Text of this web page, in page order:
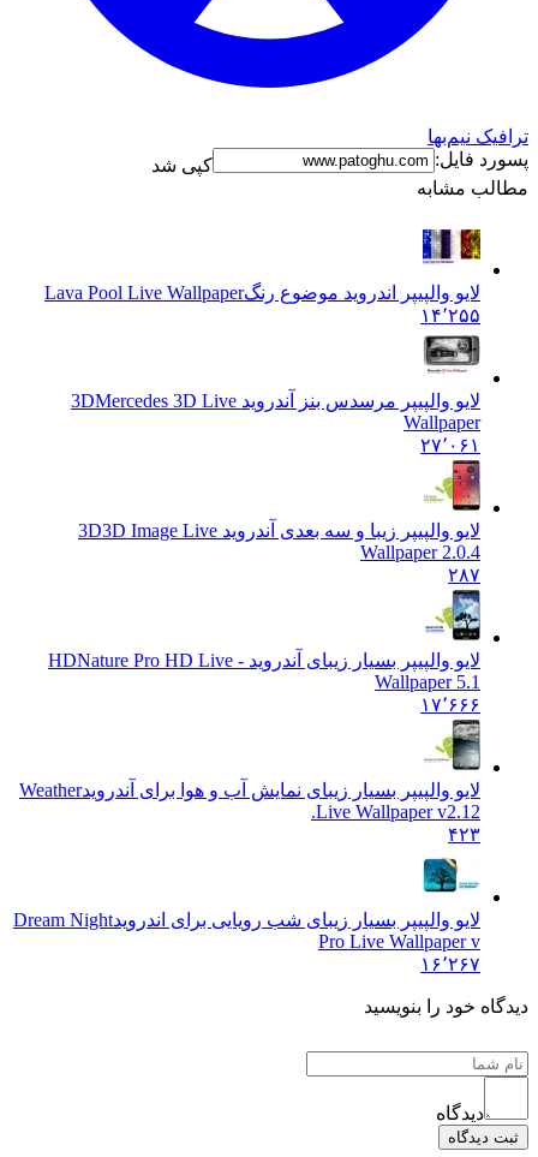
نیم‌بها
فایل:
کپی شد
مشابه
لایو والپیپر اندروید موضوع رنگLava Pool Live Wallpaper
۱۴٬۲۵۵
لایو والپیپر مرسدس بنز آندروید 3D
Mercedes 3D Live
Wallpaper
۲۷٬۰۶۱
لایو والپیپر زیبا و سه بعدی آندروید 3D 3D Image Live
Wallpaper 2.0.4
لایو والپیپر بسیار زیبای آندروید - HDNature Pro HD Live
Wallpaper 5.1
۱۷٬۶۶۶
لایو والپیپر بسیار زیبای نمایش آب و هوا برای آندروید Weather
Live Wallpaper v2.12.
لایو والپیپر بسیار زیبای شب رویایی برای اندروید Dream Night
Pro Live Wallpaper v
۱۶٬۲۶۷
خود را بنویسید